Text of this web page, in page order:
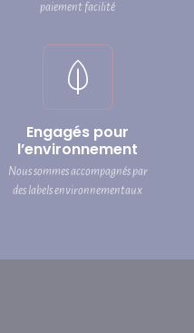
paiement facilité
Engagés pour
l’environnement
Nous sommes accompagnés par
des labels environnementaux